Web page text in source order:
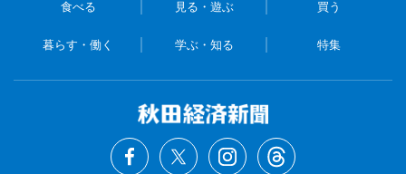
食べる 見る・遊ぶ 買う
暮らす・働く 学ぶ・知る 特集